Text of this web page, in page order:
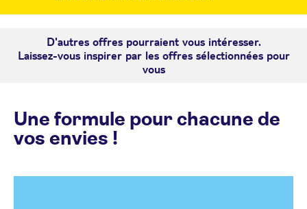
D'autres offres pourraient vous intéresser.
Laissez-vous inspirer par les offres sélectionnées pour
vous
Une formule pour chacune de
vos envies !